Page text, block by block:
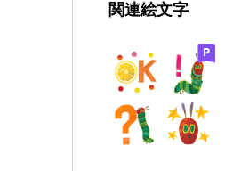
関連絵文字